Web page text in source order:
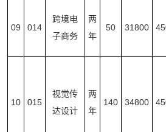
09 014
跨境电
子商务
两
年
50 31800
10 015
视觉传
达设计
两
年
140 34800